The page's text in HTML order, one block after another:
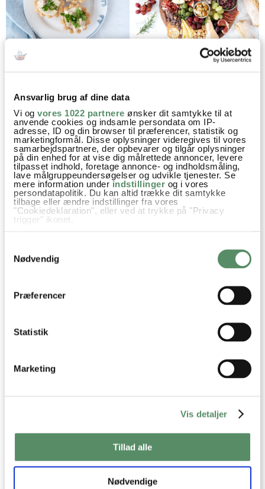
Ansvarlig brug af dine data
Vi og vores 1022 partnere ønsker dit samtykke til at
anvende cookies og indsamle persondata om IP-
adresse, ID og din browser til præferencer, statistik og
marketingformål. Disse oplysninger videregives til vores
samarbejdspartnere, der opbevarer og tilgår oplysninger
på din enhed for at vise dig målrettede annoncer, levere
tilpasset indhold, foretage annonce- og indholdsmåling,
lave målgruppeundersøgelser og udvikle tjenester. Se
mere information under indstillinger og i vores
persondatapolitik. Du kan altid trække dit samtykke
tilbage eller ændre indstillinger fra vores
"Cookiedeklaration", eller ved at trykke på "Privacy
trigger" ikonet.
Indsamle præcise oplysninger om din placering,
der kan være nøjagtig inden for få meter
Identificere din enhed baseret på en scanning af
Nødvendig
Præferencer
Statistik
Marketing
Vis detaljer
Tillad alle
Nødvendige
TARTELETTER MED HØNS I
OSTEBORD
LAKSEROULADE MED SPINAT LAKSERILLETTE